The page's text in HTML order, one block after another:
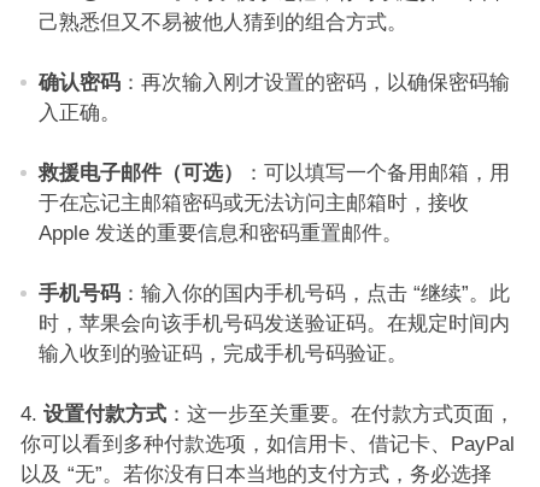
己熟悉但又不易被他人猜到的组合方式。​
确认密码：再次输入刚才设置的密码，以确保密码输
入正确。​
救援电子邮件（可选）
：可以填写一个备用邮箱，用
于在忘记主邮箱密码或无法访问主邮箱时，接收
Apple 发送的重要信息和密码重置邮件。​
手机号码：输入你的国内手机号码，点击 “继续”。此
时，苹果会向该手机号码发送验证码。在规定时间内
输入收到的验证码，完成手机号码验证。​
设置付款方式：这一步至关重要。在付款方式页面，
你可以看到多种付款选项，如信用卡、借记卡、PayPal
以及 “无”。若你没有日本当地的支付方式，务必选择